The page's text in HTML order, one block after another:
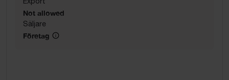
Not allowed
Säljare
Företag